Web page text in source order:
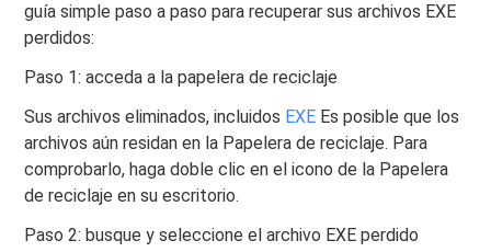
guía simple paso a paso para recuperar sus archivos EXE
perdidos:
Paso 1: acceda a la papelera de reciclaje
Sus archivos eliminados, incluidos EXE Es posible que los
archivos aún residan en la Papelera de reciclaje. Para
comprobarlo, haga doble clic en el icono de la Papelera
de reciclaje en su escritorio.
Paso 2: busque y seleccione el archivo EXE perdido